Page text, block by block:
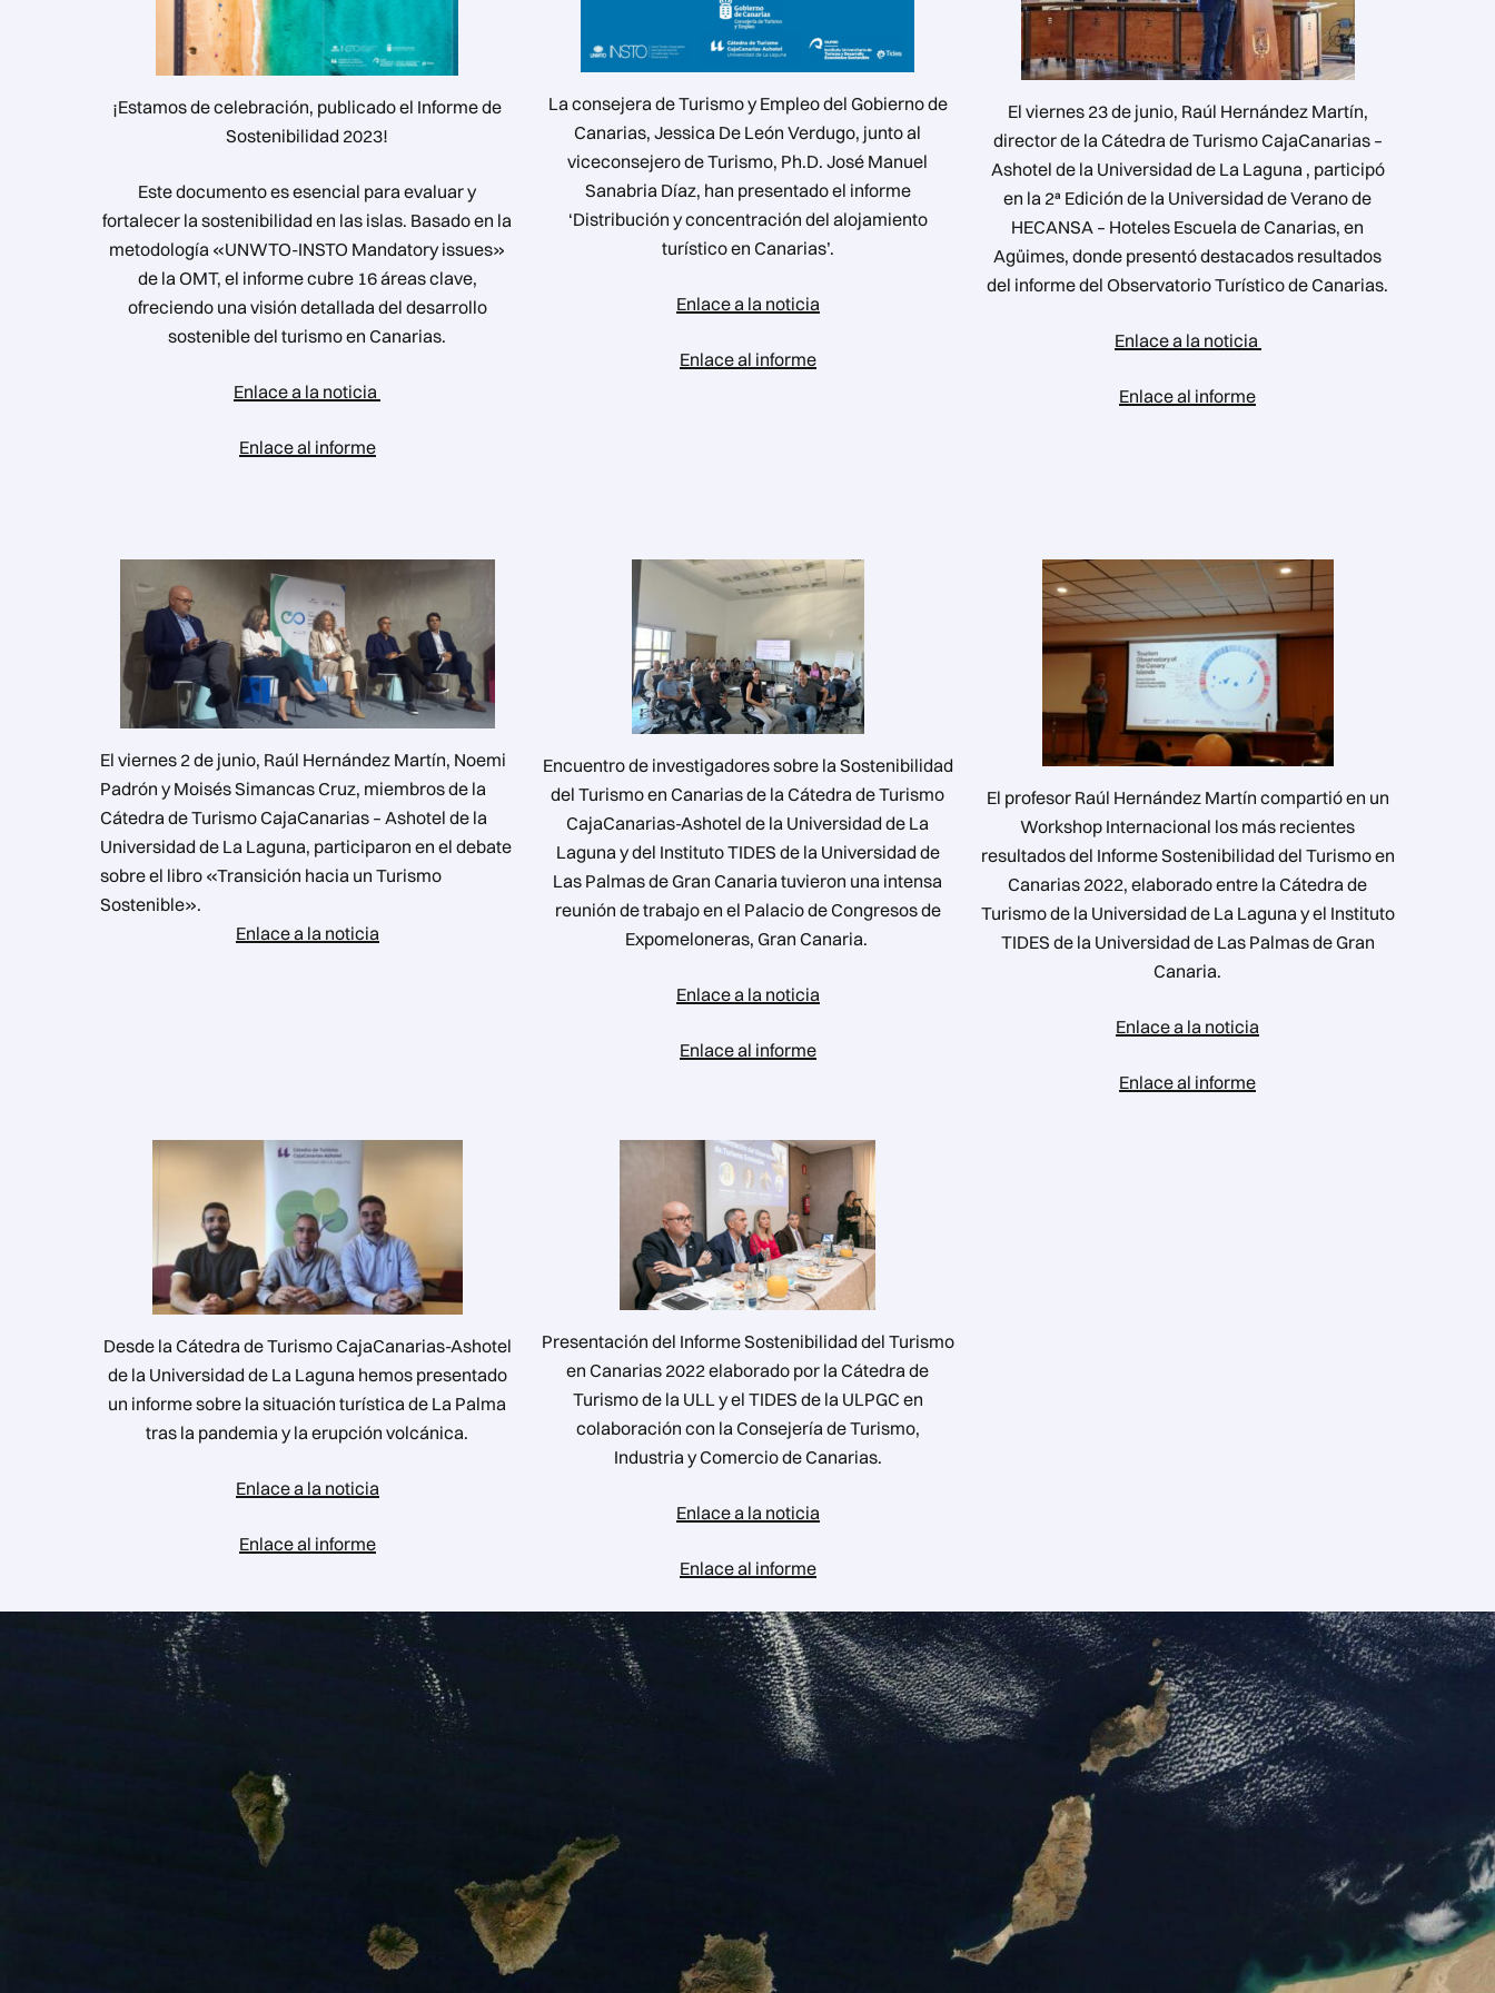
¡Estamos de celebración, publicado el Informe de
Sostenibilidad 2023!
Este documento es esencial para evaluar y
fortalecer la sostenibilidad en las islas. Basado en la
metodología «UNWTO-INSTO Mandatory issues»
de la OMT, el informe cubre 16 áreas clave,
ofreciendo una visión detallada del desarrollo
sostenible del turismo en Canarias.
Enlace a la noticia
Enlace al informe
La consejera de Turismo y Empleo del Gobierno de
Canarias, Jessica De León Verdugo, junto al
viceconsejero de Turismo, Ph.D. José Manuel
Sanabria Díaz, han presentado el informe
‘Distribución y concentración del alojamiento
turístico en Canarias’.
Enlace a la noticia
Enlace al informe
El viernes 23 de junio, Raúl Hernández Martín,
director de la Cátedra de Turismo CajaCanarias –
Ashotel de la Universidad de La Laguna , participó
en la 2ª Edición de la Universidad de Verano de
HECANSA – Hoteles Escuela de Canarias, en
Agüimes, donde presentó destacados resultados
del informe del Observatorio Turístico de Canarias.
Enlace a la noticia
Enlace al informe
El viernes 2 de junio, Raúl Hernández Martín, Noemi
Padrón y Moisés Simancas Cruz, miembros de la
Cátedra de Turismo CajaCanarias – Ashotel de la
Universidad de La Laguna, participaron en el debate
sobre el libro «Transición hacia un Turismo
Sostenible».
Enlace a la noticia
Encuentro de investigadores sobre la Sostenibilidad
del Turismo en Canarias de la Cátedra de Turismo
CajaCanarias-Ashotel de la Universidad de La
Laguna y del Instituto TIDES de la Universidad de
Las Palmas de Gran Canaria tuvieron una intensa
reunión de trabajo en el Palacio de Congresos de
Expomeloneras, Gran Canaria.
Enlace a la noticia
Enlace al informe
El profesor Raúl Hernández Martín compartió en un
Workshop Internacional los más recientes
resultados del Informe Sostenibilidad del Turismo en
Canarias 2022, elaborado entre la Cátedra de
Turismo de la Universidad de La Laguna y el Instituto
TIDES de la Universidad de Las Palmas de Gran
Canaria.
Enlace a la noticia
Enlace al informe
Desde la Cátedra de Turismo CajaCanarias-Ashotel
de la Universidad de La Laguna hemos presentado
un informe sobre la situación turística de La Palma
tras la pandemia y la erupción volcánica.
Enlace a la noticia
Enlace al informe
Presentación del Informe Sostenibilidad del Turismo
en Canarias 2022 elaborado por la Cátedra de
Turismo de la ULL y el TIDES de la ULPGC en
colaboración con la Consejería de Turismo,
Industria y Comercio de Canarias.
Enlace a la noticia
Enlace al informe